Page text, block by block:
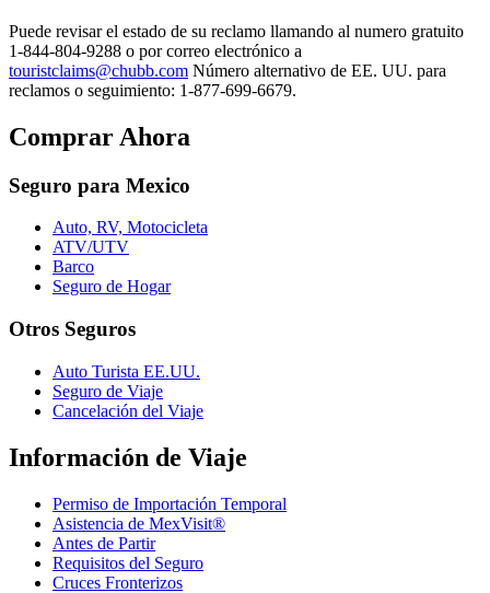
Puede revisar el estado de su reclamo llamando al numero gratuito
1-844-804-9288 o por correo electrónico a
touristclaims@chubb.com Número alternativo de EE. UU. para
reclamos o seguimiento: 1-877-699-6679.
Comprar Ahora
Seguro para Mexico
Auto, RV, Motocicleta
ATV/UTV
Barco
Seguro de Hogar
Otros Seguros
Auto Turista EE.UU.
Seguro de Viaje
Cancelación del Viaje
Información de Viaje
Permiso de Importación Temporal
Asistencia de MexVisit®
Antes de Partir
Requisitos del Seguro
Cruces Fronterizos